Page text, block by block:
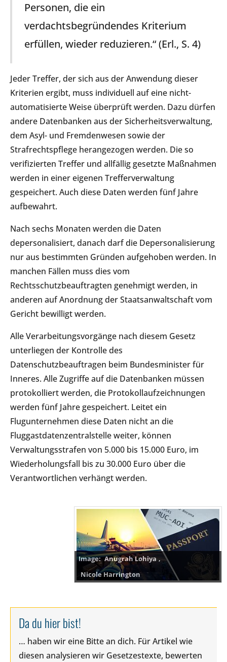
Personen, die ein
verdachtsbegründendes Kriterium
erfüllen, wieder reduzieren.“ (Erl., S. 4)
Jeder Treffer, der sich aus der Anwendung dieser
Kriterien ergibt, muss individuell auf eine nicht-
automatisierte Weise überprüft werden. Dazu dürfen
andere Datenbanken aus der Sicherheitsverwaltung,
dem Asyl- und Fremdenwesen sowie der
Strafrechtspflege herangezogen werden. Die so
verifizierten Treffer und allfällig gesetzte Maßnahmen
werden in einer eigenen Trefferverwaltung
gespeichert. Auch diese Daten werden fünf Jahre
aufbewahrt.
Nach sechs Monaten werden die Daten
depersonalisiert, danach darf die Depersonalisierung
nur aus bestimmten Gründen aufgehoben werden. In
manchen Fällen muss dies vom
Rechtsschutzbeauftragten genehmigt werden, in
anderen auf Anordnung der Staatsanwaltschaft vom
Gericht bewilligt werden.
Alle Verarbeitungsvorgänge nach diesem Gesetz
unterliegen der Kontrolle des
Datenschutzbeauftragen beim Bundesminister für
Inneres. Alle Zugriffe auf die Datenbanken müssen
protokolliert werden, die Protokollaufzeichnungen
werden fünf Jahre gespeichert. Leitet ein
Flugunternehmen diese Daten nicht an die
Fluggastdatenzentralstelle weiter, können
Verwaltungsstrafen von 5.000 bis 15.000 Euro, im
Wiederholungsfall bis zu 30.000 Euro über die
Verantwortlichen verhängt werden.
Anugrah Lohiya ,
Nicole Harrington
Da du hier bist!
… haben wir eine Bitte an dich. Für Artikel wie
diesen analysieren wir Gesetzestexte, bewerten